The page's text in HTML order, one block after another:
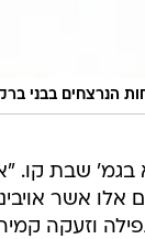
הנרצחים בבני
בגמ' שבת
אלו אשר
וזעקה